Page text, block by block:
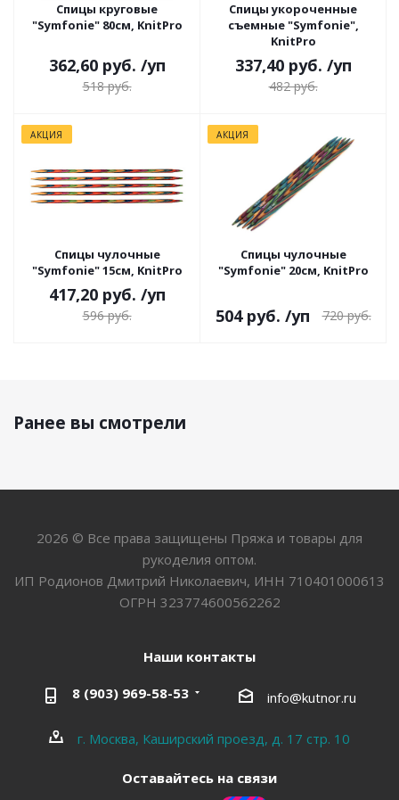
Спицы круговые
"Symfonie" 80см, KnitPro
362,60 руб. /уп
518 руб.
Спицы укороченные
съемные "Symfonie",
KnitPro
337,40 руб. /уп
482 руб.
АКЦИЯ
Спицы чулочные
"Symfonie" 15см, KnitPro
417,20 руб. /уп
596 руб.
АКЦИЯ
Спицы чулочные
"Symfonie" 20см, KnitPro
504 руб. /уп 720 руб.
Ранее вы смотрели
2026 © Все права защищены Пряжа и товары для
рукоделия оптом.
ИП Родионов Дмитрий Николаевич, ИНН 710401000613
ОГРН 323774600562262
Наши контакты
8 (903) 969-58-53 info@kutnor.ru
г. Москва, Каширский проезд, д. 17 стр. 10
Оставайтесь на связи